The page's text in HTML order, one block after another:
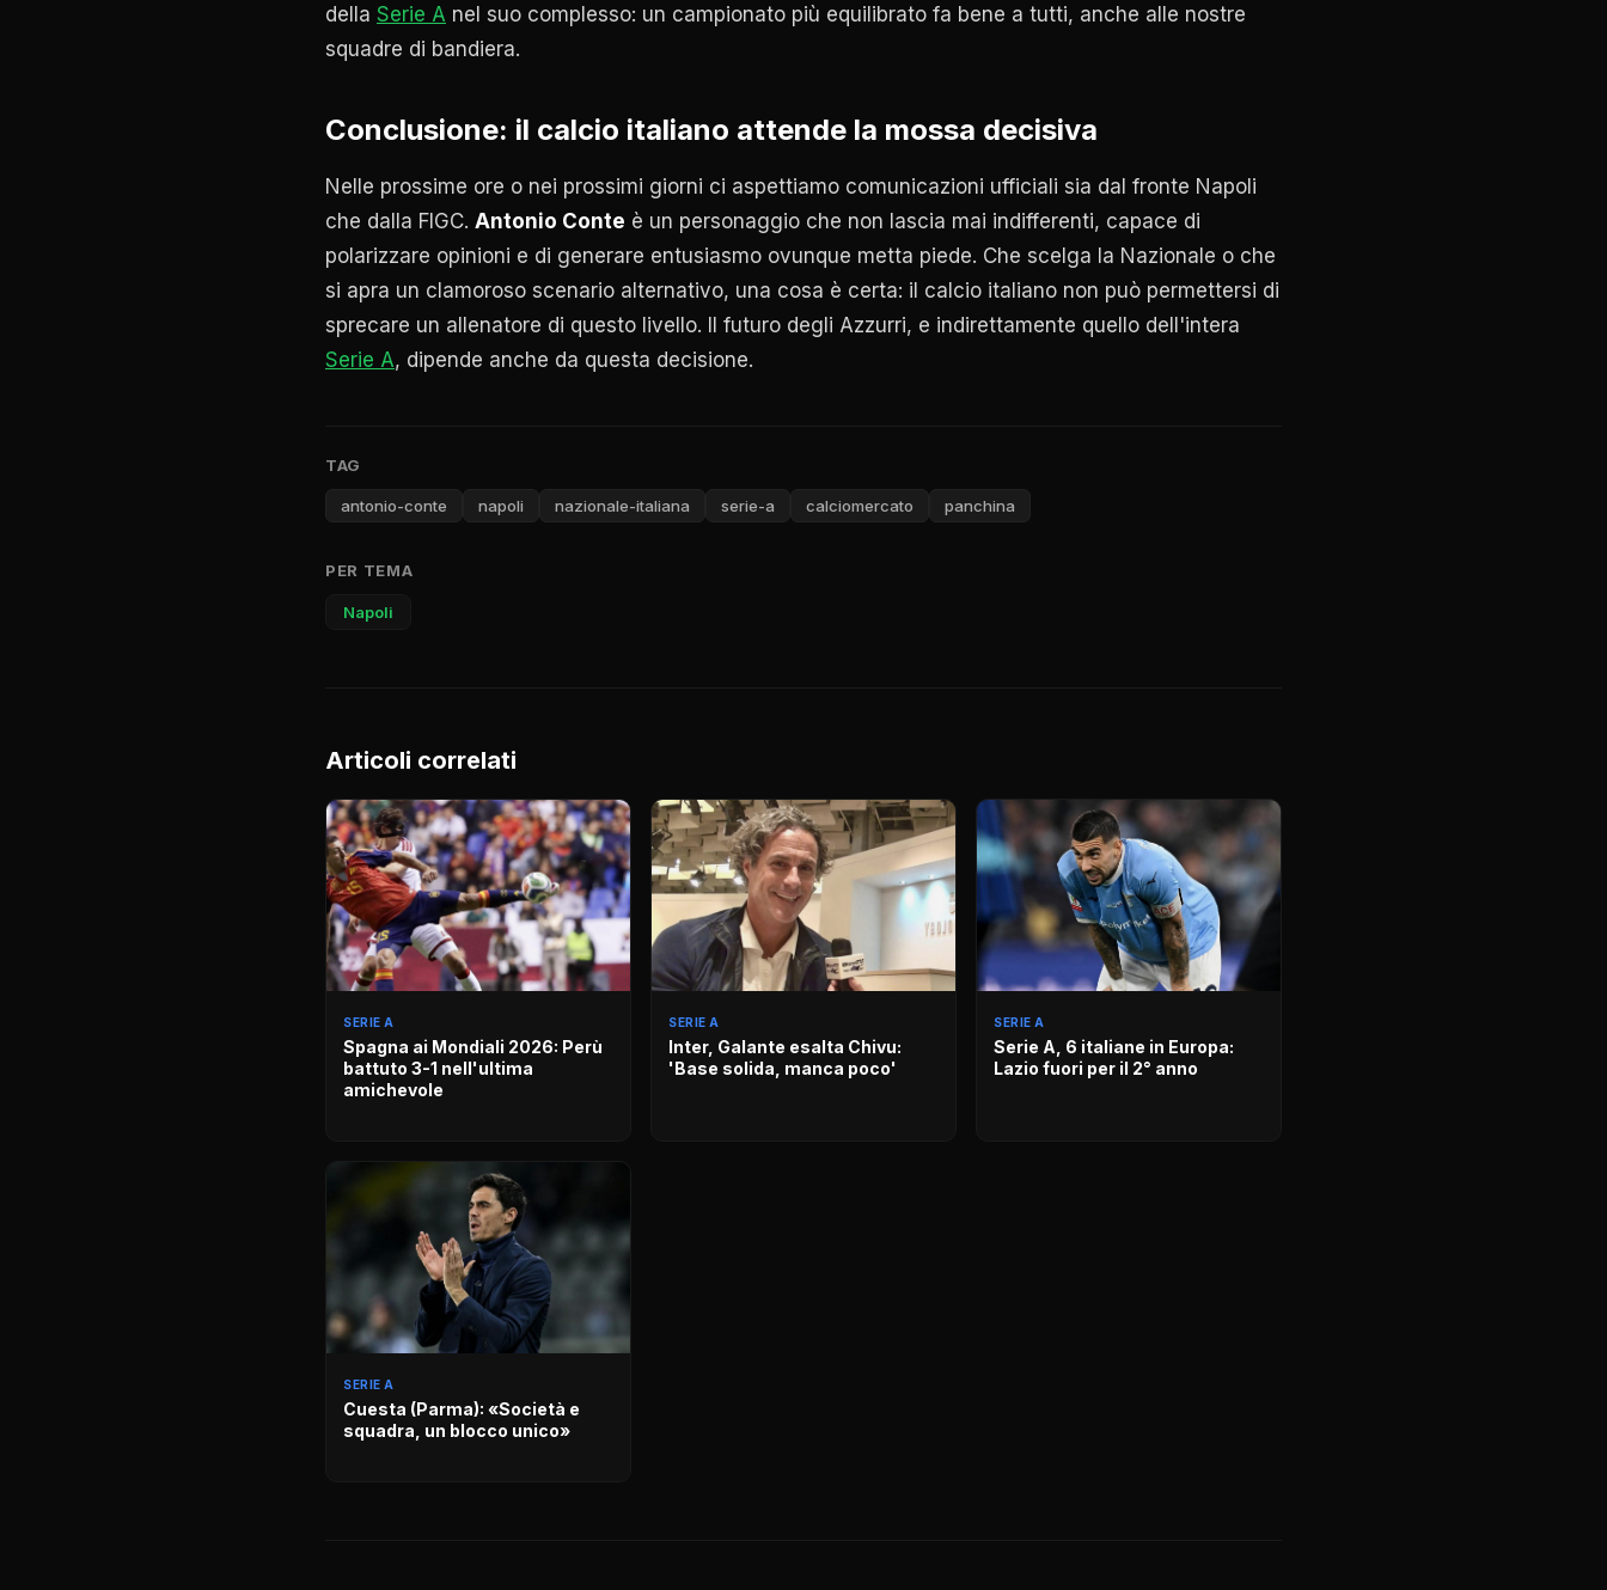
della Serie A nel suo complesso: un campionato più equilibrato fa bene a tutti, anche alle nostre
squadre di bandiera.
Conclusione: il calcio italiano attende la mossa decisiva
Nelle prossime ore o nei prossimi giorni ci aspettiamo comunicazioni ufficiali sia dal fronte Napoli
che dalla FIGC. Antonio Conte è un personaggio che non lascia mai indifferenti, capace di
polarizzare opinioni e di generare entusiasmo ovunque metta piede. Che scelga la Nazionale o che
si apra un clamoroso scenario alternativo, una cosa è certa: il calcio italiano non può permettersi di
sprecare un allenatore di questo livello. Il futuro degli Azzurri, e indirettamente quello dell'intera
Serie A, dipende anche da questa decisione.
TAG
antonio-conte napoli nazionale-italiana serie-a calciomercato panchina
PER TEMA
Napoli
Articoli correlati
SERIE A
Spagna ai Mondiali 2026: Perù
battuto 3-1 nell'ultima
amichevole
SERIE A
Inter, Galante esalta Chivu:
'Base solida, manca poco'
SERIE A
Serie A, 6 italiane in Europa:
Lazio fuori per il 2° anno
SERIE A
Cuesta (Parma): «Società e
squadra, un blocco unico»